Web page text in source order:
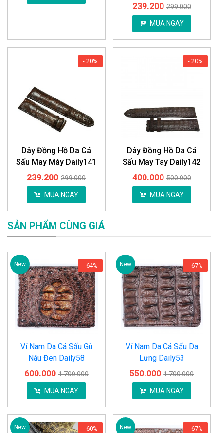
239.200 299.000
MUA NGAY
- 20%
Dây Đồng Hồ Da Cá
Sấu May Máy Daily141
239.200 299.000
MUA NGAY
- 20%
Dây Đồng Hồ Da Cá
Sấu May Tay Daily142
400.000 500.000
MUA NGAY
SẢN PHẨM CÙNG GIÁ
New - 64%
Ví Nam Da Cá Sấu Gù
Nâu Đen Daily58
600.000 1.700.000
MUA NGAY
New - 67%
Ví Nam Da Cá Sấu Da
Lưng Daily53
550.000 1.700.000
MUA NGAY
New - 60% New - 67%